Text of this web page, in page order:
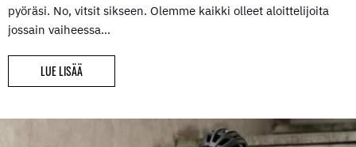
pyöräsi. No, vitsit sikseen. Olemme kaikki olleet aloittelijoita
jossain vaiheessa…
LUE LISÄÄ